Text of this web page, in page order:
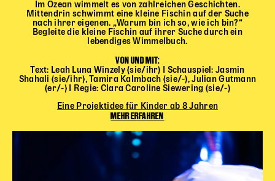
Im Ozean wimmelt es von zahlreichen Geschichten.
Mittendrin schwimmt eine kleine Fischin auf der Suche
nach ihrer eigenen. „Warum bin ich so, wie ich bin?“
Begleite die kleine Fischin auf ihrer Suche durch ein
lebendiges Wimmelbuch.
VON UND MIT:
Text: Leah Luna Winzely (sie/ihr) I Schauspiel: Jasmin
Shahali (sie/ihr), Tamira Kalmbach (sie/-), Julian Gutmann
(er/-) I Regie: Clara Caroline Siewering (sie/-)
Eine Projektidee für Kinder ab 8 Jahren
MEHR ERFAHREN